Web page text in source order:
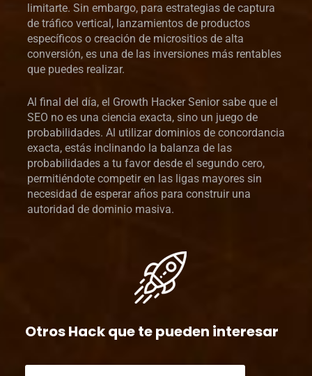
limitarte. Sin embargo, para estrategias de captura
de tráfico vertical, lanzamientos de productos
específicos o creación de micrositios de alta
conversión, es una de las inversiones más rentables
que puedes realizar.
Al final del día, el Growth Hacker Senior sabe que el
SEO no es una ciencia exacta, sino un juego de
probabilidades. Al utilizar dominios de concordancia
exacta, estás inclinando la balanza de las
probabilidades a tu favor desde el segundo cero,
permitiéndote competir en las ligas mayores sin
necesidad de esperar años para construir una
autoridad de dominio masiva.
Otros Hack que te pueden interesar